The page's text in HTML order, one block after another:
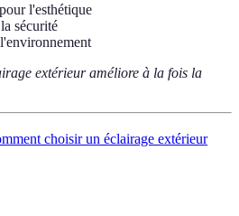
l'esthétique
sécurité
extérieur améliore à la fois la
choisir un éclairage extérieur